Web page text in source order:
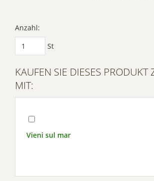
Anzahl:
St
KAUFEN SIE DIESES PRODUKT
MIT:
Vieni sul mar